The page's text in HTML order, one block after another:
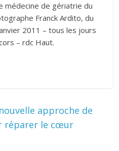
médecine de gériatrie du
Franck Ardito, du
2011 – tous les jours
– rdc Haut.
approche de
réparer le cœur